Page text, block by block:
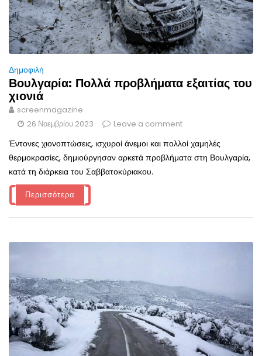
Δημοφιλή
Βουλγαρία: Πολλά προβλήματα εξαιτίας του
χιονιά
screenmagazine
26 Νοεμβρίου 2023
Leave a comment
Έντονες χιονοπτώσεις, ισχυροί άνεμοι και πολλοί χαμηλές
θερμοκρασίες, δημιούργησαν αρκετά προβλήματα στη Βουλγαρία,
κατά τη διάρκεια του Σαββατοκύριακου.
Περισσότερα